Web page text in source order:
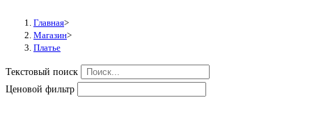
Главная>
Магазин>
Платье
Текстовый поиск
Ценовой фильтр